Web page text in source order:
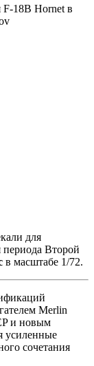
F-18B Hornet в
для
периода Второй
в масштабе 1/72.
Merlin
и новым
усиленные
сочетания